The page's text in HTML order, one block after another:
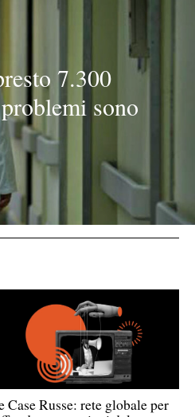
7.300
sono
Case Russe: rete globale per